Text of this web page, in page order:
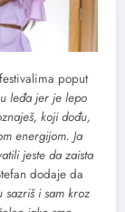
poput
leđa jer je lepo
koji dođu,
energijom. Ja
jeste da zaista
dodaje da
sazriš i sam kroz